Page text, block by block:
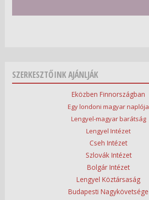
SZERKESZTŐINK AJÁNLJÁK
Eközben Finnországban
Egy londoni magyar naplója
Lengyel-magyar barátság
Lengyel Intézet
Cseh Intézet
Szlovák Intézet
Bolgár Intézet
Lengyel Köztársaság
Budapesti Nagykövetsége